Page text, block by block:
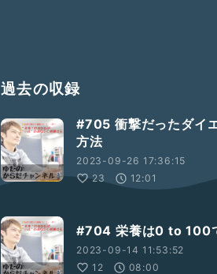
過去の収録
#705 衝撃だったダイ
方法
2023-09-26 17:36:15
23
12:01
#704 栄養は0 to 100
2023-09-14 11:53:52
12
08:00